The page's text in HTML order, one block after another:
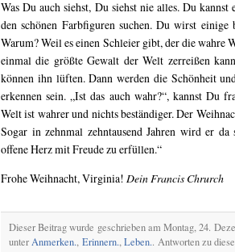
Was Du auch siehst, Du siehst nie alles. Du
den schönen Farbfiguren suchen. Du wirst einige
Warum? Weil es einen Schleier gibt, der die wahre
einmal die größte Gewalt der Welt zerreißen
können ihn lüften. Dann werden die Schönheit
erkennen sein. „Ist das auch wahr?“, kannst Du
Welt ist wahrer und nichts beständiger. Der
Sogar in zehnmal zehntausend Jahren wird er
offene Herz mit Freude zu erfüllen.“
Frohe Weihnacht, Virginia! Dein Francis Chrurch
Dieser Beitrag wurde geschrieben am Montag, 24.
unterAnmerken., Erinnern.,Leben.. Antworten zu